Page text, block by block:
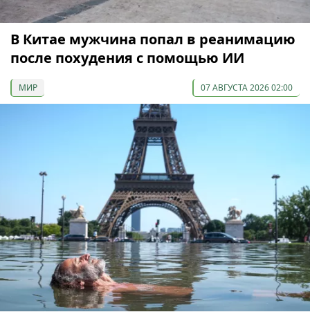
В Китае мужчина попал в реанимацию
после похудения с помощью ИИ
МИР 07 АВГУСТА 2026 02:00